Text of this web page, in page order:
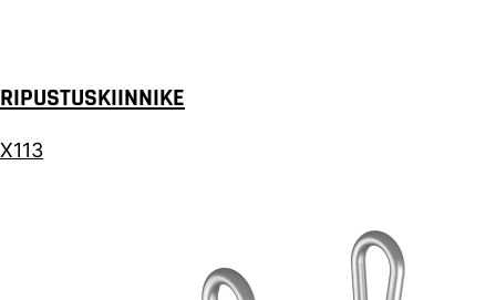
RIPUSTUSKIINNIKE
X113